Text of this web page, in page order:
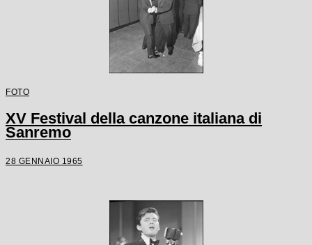
FOTO
XV Festival della canzone italiana di
Sanremo
28 GENNAIO 1965